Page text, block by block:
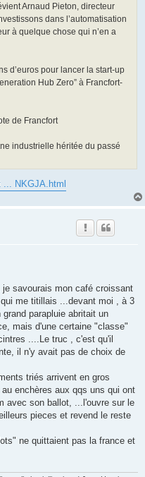
Arnaud Pieton, directeur
dans l’automatisation
à quelque chose qui n’en a
d’euros pour lancer la start-up
Hub Zero” à Francfort-
de Francfort
industrielle héritée du passé
... NKGJA.html
savourais mon café croissant
me titillais ...devant moi , à 3
parapluie abritait un
mais d'une certaine "classe"
....Le truc , c'est qu'il
il n'y avait pas de choix de
triés arrivent en gros
enchères aux qqs uns qui ont
avec son ballot, ...l'ouvre sur le
pieces et revend le reste
ne quittaient pas la france et